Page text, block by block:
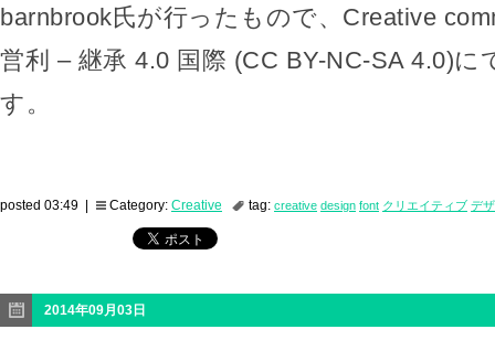
barnbrook氏が行ったもので、Creative
営利 – 継承 4.0 国際 (CC BY-NC-SA 4.0)に
す。
posted 03:49 | Category: Creative tag: creative design font クリエイティブ デ
2014年09月03日